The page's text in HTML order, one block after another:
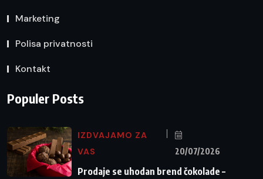
Marketing
Polisa privatnosti
Kontakt
Populer Posts
IZDVAJAMO ZA
VAS
20/07/2026
Prodaje se uhodan brend čokolade –